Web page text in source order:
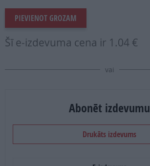
PIEVIENOT GROZAM
Šī e-izdevuma cena ir 1.04 €
vai
Abonēt izdevumu
Drukāts izdevums